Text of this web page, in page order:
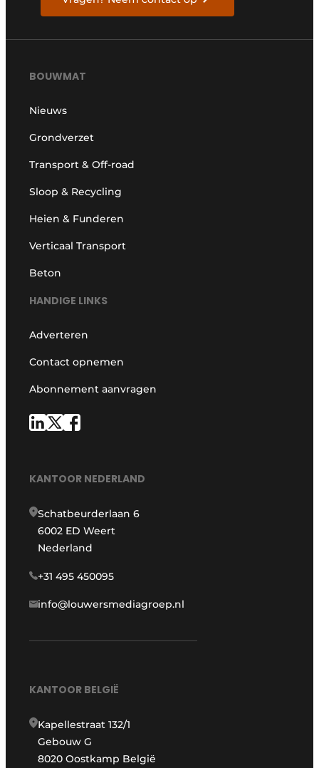
BOUWMAT
Nieuws
Grondverzet
Transport & Off-road
Sloop & Recycling
Heien & Funderen
Verticaal Transport
Beton
HANDIGE LINKS
Adverteren
Contact opnemen
Abonnement aanvragen
KANTOOR NEDERLAND
Schatbeurderlaan 6
6002 ED Weert
Nederland
+31 495 450095
info@louwersmediagroep.nl
KANTOOR BELGIË
Kapellestraat 132/1
Gebouw G
8020 Oostkamp België